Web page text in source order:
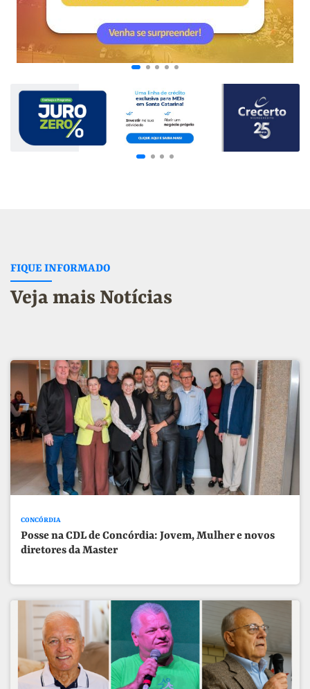
FIQUE INFORMADO
Veja mais Notícias
CONCÓRDIA
Posse na CDL de Concórdia: Jovem, Mulher e novos
diretores da Master